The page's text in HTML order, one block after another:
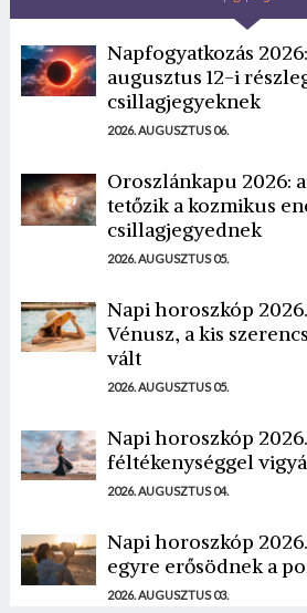
Napfogyatkozás
augusztus 12-i
csillagjegyeknek
2026. AUGUSZTUS 06.
Oroszlánkapu 2026:
tetőzik a kozmikus
csillagjegyednek
2026. AUGUSZTUS 05.
Napi horoszkóp
Vénusz, a kis
vált
2026. AUGUSZTUS 05.
Napi horoszkóp
féltékenységgel
2026. AUGUSZTUS 04.
Napi horoszkóp
egyre erősödnek a
2026. AUGUSZTUS 03.